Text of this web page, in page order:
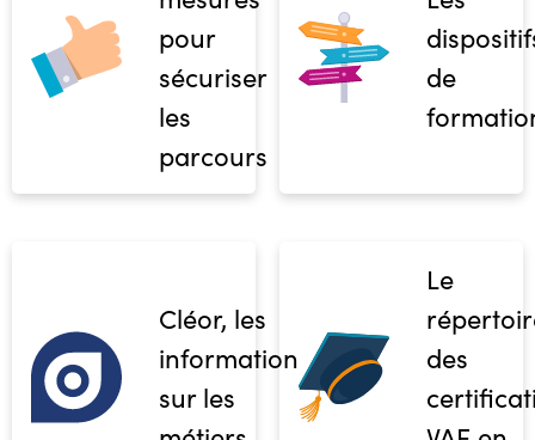
pour
sécuriser
les
parcours
de
Cléor, les
informations
sur les
Le
des